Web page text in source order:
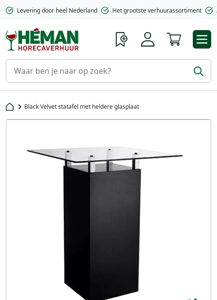
Levering door heel Nederland Het grootste verhuurassortiment
Black Velvet statafel met heldere glasplaat